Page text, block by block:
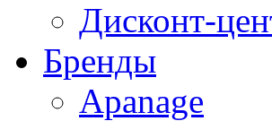
Дисконт-
Бренды
Apanage